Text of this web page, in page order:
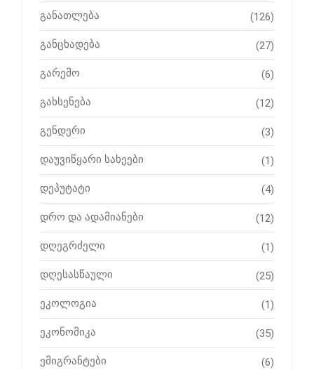
განათლება (126)
განცხადება (27)
გარემო (6)
გახსენება (12)
გენდერი (3)
დაუვიწყარი სახეები (1)
დეპუტატი (4)
დრო და ადამიანები (12)
დღეგრძელი (1)
დღესასწაული (25)
ეკოლოგია (1)
ეკონომიკა (35)
ემიგრანტები (6)